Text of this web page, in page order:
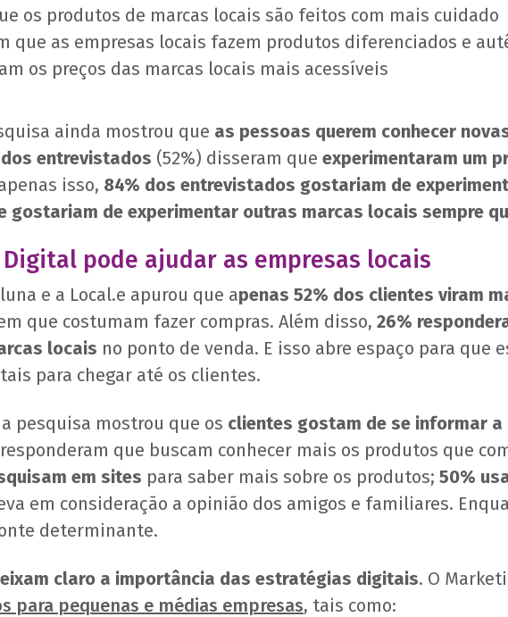
os produtos de marcas locais são feitos com mais cuidado
que as empresas locais fazem produtos diferenciados e
os preços das marcas locais mais acessíveis
ainda mostrou que as pessoas querem conhecer
entrevistados (52%) disseram que experimentaram um
isso, 84% dos entrevistados gostariam de
gostariam de experimentar outras marcas locais sempre
pode ajudar as empresas locais
e a Local.e apurou que apenas 52% dos clientes viram
que costumam fazer compras. Além disso, 26%
locais no ponto de venda. E isso abre espaço para que
para chegar até os clientes.
pesquisa mostrou que os clientes gostam de se informar
que buscam conhecer mais os produtos que
em sites para saber mais sobre os produtos; 50%
em consideração a opinião dos amigos e familiares.
determinante.
claro a importância das estratégias digitais. O
para pequenas e médias empresas, tais como: